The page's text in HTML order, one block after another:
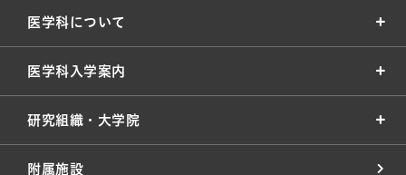
医学科について
医学科入学案内
研究組織・大学院
附属施設